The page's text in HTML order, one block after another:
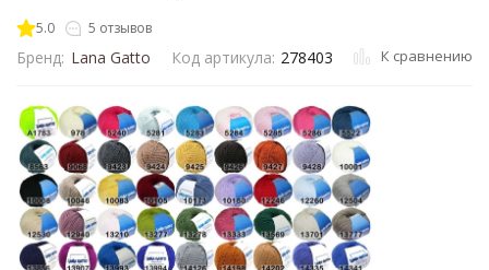
5.0 5 отзывов
Бренд: Lana Gatto Код артикула: 278403 К сравнению